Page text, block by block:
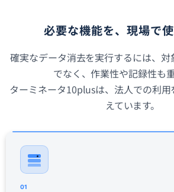
必要な機能を、現場で
確実なデータ消去を実行するには、
でなく、作業性や記録性も重
ターミネータ10plusは、法人での利
えています。
01